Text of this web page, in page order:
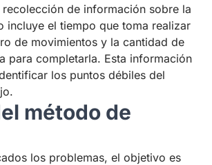
de información sobre la
incluye el tiempo que toma realizar
de movimientos y la cantidad de
para completarla. Esta información
los puntos débiles del
método de
los problemas, el objetivo es